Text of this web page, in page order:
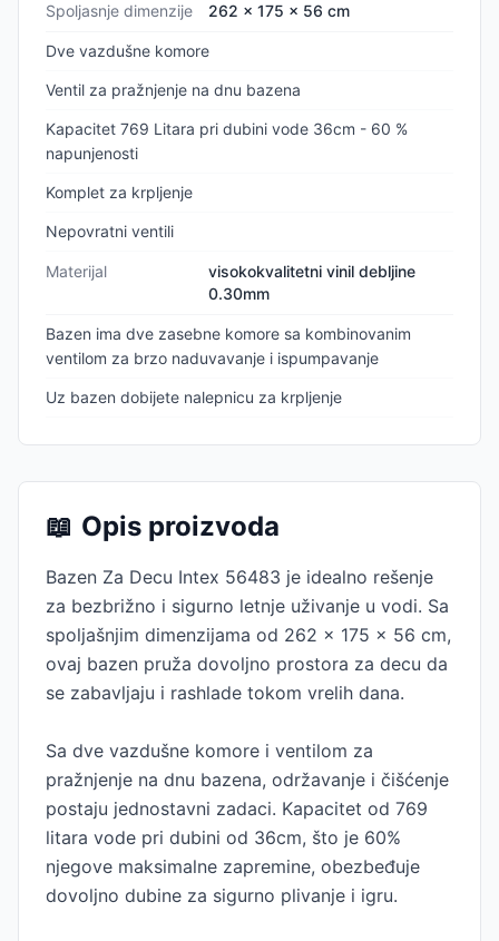
Spoljasnje dimenzije 262 x 175 x 56 cm
Dve vazdušne komore
Ventil za pražnjenje na dnu bazena
Kapacitet 769 Litara pri dubini vode 36cm - 60 %
napunjenosti
Komplet za krpljenje
Nepovratni ventili
Materijal
visokokvalitetni vinil debljine
0.30mm
Bazen ima dve zasebne komore sa kombinovanim
ventilom za brzo naduvavanje i ispumpavanje
Uz bazen dobijete nalepnicu za krpljenje
📖 Opis proizvoda
Bazen Za Decu Intex 56483 je idealno rešenje
za bezbrižno i sigurno letnje uživanje u vodi. Sa
spoljašnjim dimenzijama od 262 x 175 x 56 cm,
ovaj bazen pruža dovoljno prostora za decu da
se zabavljaju i rashlade tokom vrelih dana.
Sa dve vazdušne komore i ventilom za
pražnjenje na dnu bazena, održavanje i čišćenje
postaju jednostavni zadaci. Kapacitet od 769
litara vode pri dubini od 36cm, što je 60%
njegove maksimalne zapremine, obezbeđuje
dovoljno dubine za sigurno plivanje i igru.